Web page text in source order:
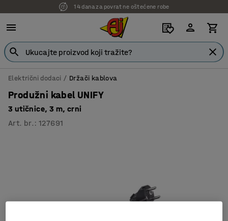
14 dana za povrat ne oštećene robe
Električni dodaci Držači kablova
Produžni kabel UNIFY
3 utičnice, 3 m, crni
Art. br. :127691